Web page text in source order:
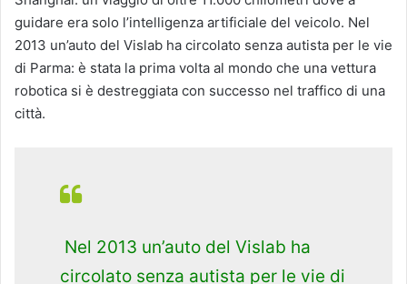
guidare era solo l’intelligenza artificiale del veicolo. Nel
2013 un’auto del Vislab ha circolato senza autista per le vie
di Parma: è stata la prima volta al mondo che una vettura
robotica si è destreggiata con successo nel traffico di una
città.
Nel 2013 un’auto del Vislab ha
circolato senza autista per le vie di